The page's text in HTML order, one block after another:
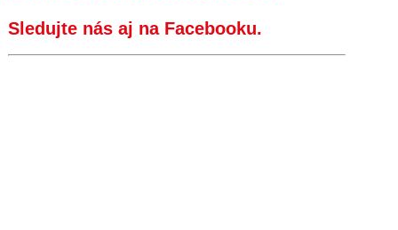
Sledujte nás aj na Facebooku.